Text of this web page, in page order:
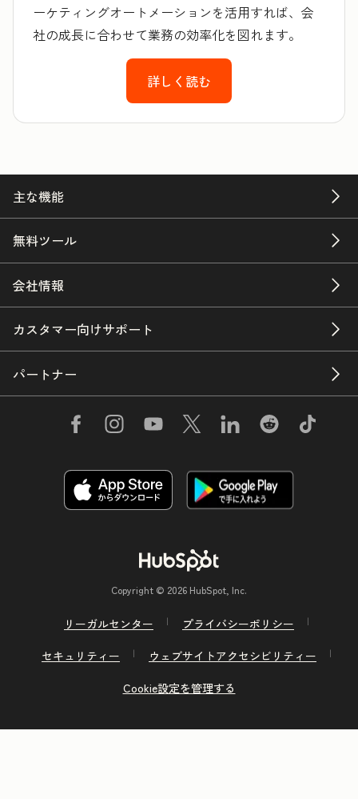
ーケティングオートメーションを活用すれば、会
社の成長に合わせて業務の効率化を図れます。
詳しく読む
主な機能
無料ツール
会社情報
カスタマー向けサポート
パートナー
Copyright © 2026 HubSpot, Inc.
リーガルセンター
プライバシーポリシー
セキュリティー
ウェブサイトアクセシビリティー
Cookie設定を管理する